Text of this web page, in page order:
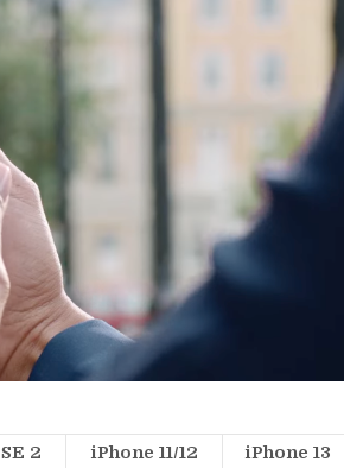
SE 2 iPhone 11/12
iPhone 13